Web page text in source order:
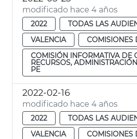
modificado hace 4 años
2022
TODAS LAS
VALENCIA
COMISIONES
COMISIÓN INFORMATIVA DE
RECURSOS,
PE
2022-02-16
modificado hace 4 años
2022
TODAS LAS
VALENCIA
COMISIONES